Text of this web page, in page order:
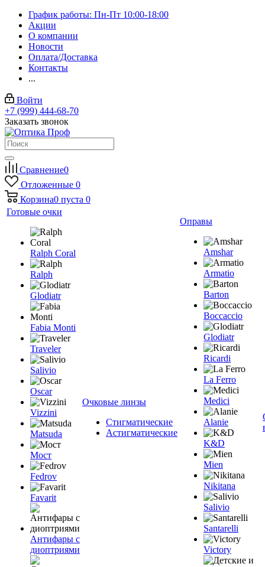
График работы: Пн-Пт 10:00-18:00
Акции
О компании
Новости
Оплата/Доставка
Контакты
...
Войти
+7 (999) 444-68-70
Заказать звонок
Сравнение0
Отложенные 0
Корзина0 пуста 0
Готовые очки
Ralph Coral
Ralph
Glodiatr
Fabia Monti
Traveler
Salivio
Oscar
Vizzini
Matsuda
Мост
Fedrov
Favarit
Антифары с
диоптриями
Очковые линзы
Стигматические
Астигматические
Оправы
Amshar
Armatio
Barton
Boccaccio
Glodiatr
Ricardi
La Ferro
Medici
Alanie
K&D
Mien
Nikitana
Salivio
Santarelli
Victory